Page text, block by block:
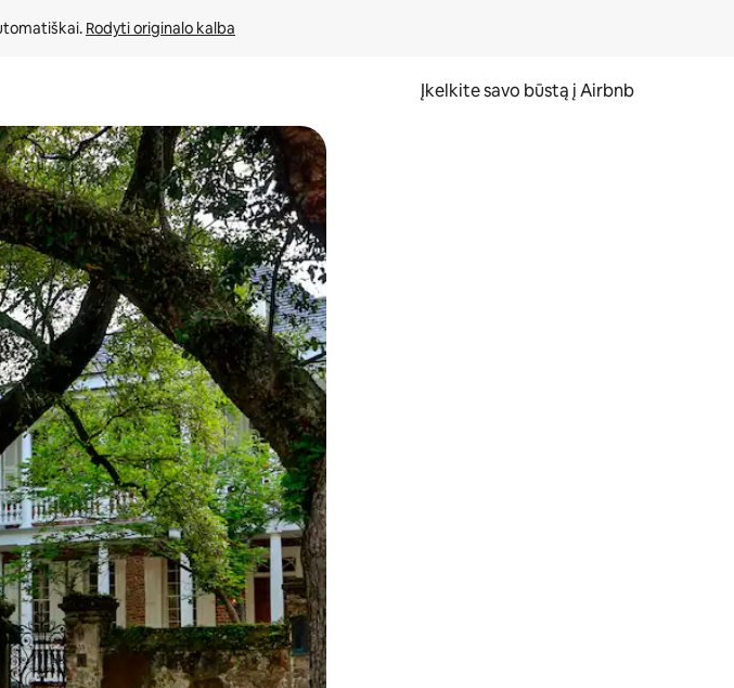
Rodyti originalo kalba
Įkelkite savo būstą į Airbnb
arba liesdami ir braukdami per ekraną.